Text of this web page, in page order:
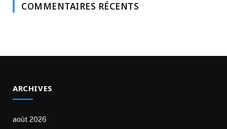
COMMENTAIRES RÉCENTS
ARCHIVES
août 2026